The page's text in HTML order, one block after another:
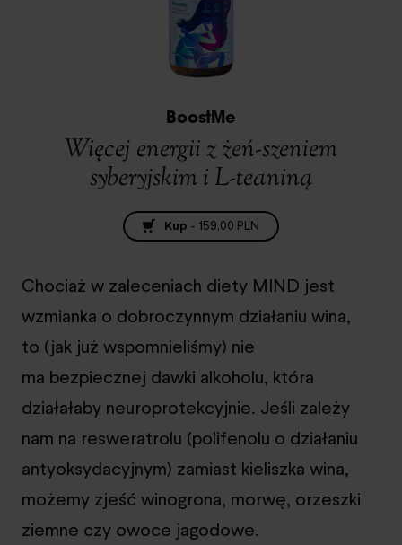
BoostMe
Więcej energii z żeń-szeniem
syberyjskim i L-teaniną
Kup - 159,00 PLN
Chociaż w zaleceniach diety MIND jest
wzmianka o dobroczynnym działaniu wina,
to (jak już wspomnieliśmy) nie
ma bezpiecznej dawki alkoholu, która
działałaby neuroprotekcyjnie. Jeśli zależy
nam na resweratrolu (polifenolu o działaniu
antyoksydacyjnym) zamiast kieliszka wina,
możemy zjeść winogrona, morwę, orzeszki
ziemne czy owoce jagodowe.